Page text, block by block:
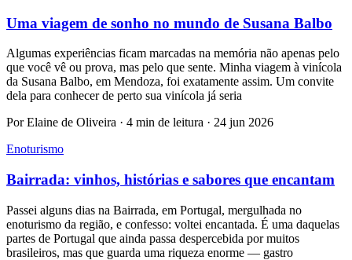
Uma viagem de sonho no mundo de Susana Balbo
Algumas experiências ficam marcadas na memória não apenas pelo
que você vê ou prova, mas pelo que sente. Minha viagem à vinícola
da Susana Balbo, em Mendoza, foi exatamente assim. Um convite
dela para conhecer de perto sua vinícola já seria
Por Elaine de Oliveira · 4 min de leitura · 24 jun 2026
Enoturismo
Bairrada: vinhos, histórias e sabores que encantam
Passei alguns dias na Bairrada, em Portugal, mergulhada no
enoturismo da região, e confesso: voltei encantada. É uma daquelas
partes de Portugal que ainda passa despercebida por muitos
brasileiros, mas que guarda uma riqueza enorme — gastro